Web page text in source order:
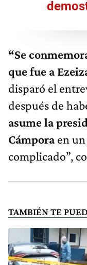
“Se
que fue a
disparó el
después de
asume la
Cámporaen un
complicado”,
TAMBIÉN TE